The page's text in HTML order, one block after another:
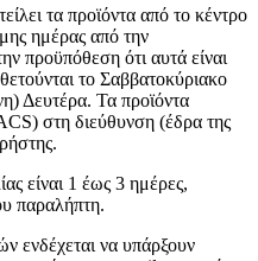
τα προϊόντα από το κέντρο
ημέρας από την
προϋπόθεση ότι αυτά είναι
το Σαββατοκύριακο
Δευτέρα. Τα προϊόντα
στη διεύθυνση (έδρα της
είναι 1 έως 3 ημέρες,
παραλήπτη.
ενδέχεται να υπάρξουν